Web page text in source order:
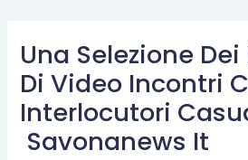
Una Selezione
Di Video Incontri
Interlocutori
Savonanews It